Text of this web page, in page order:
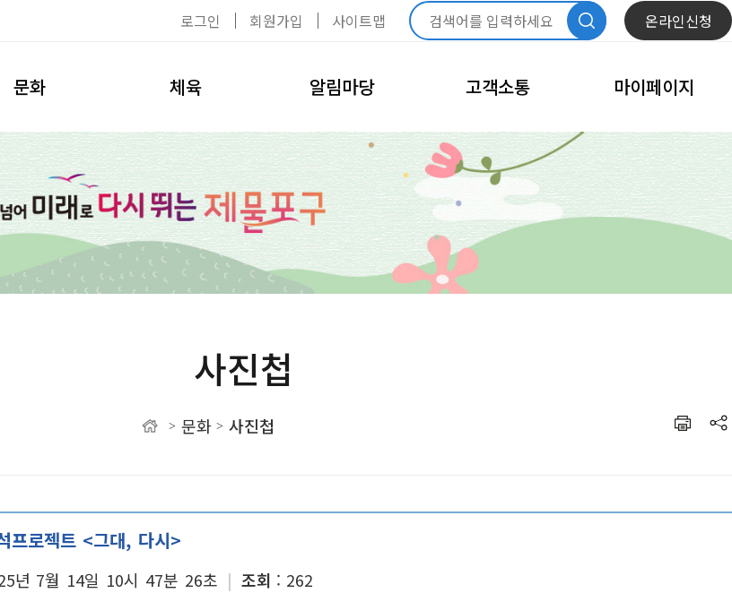
로그인 회원가입 사이트맵 온라인신청
문화
시
내
체육
이용수칙
탈의실
헬스장
수영장
강사소개
수강신청
알림마당
공지사항
자료실
채용공고
고객소통
자주묻는질문
문화
체육
이달의 일정
마이페이지
내정보관리
모바일회원카드
회원정보수정
비밀번호변경
수강신청내역
사진첩
> 문화 > 사진첩
프로젝트 <그대, 다시>
년 7월 14일 10시 47분 26초 조회 262